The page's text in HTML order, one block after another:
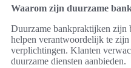
Waarom zijn duurzame
Duurzame bankpraktijken zijn
helpen verantwoordelijk te
verplichtingen. Klanten
duurzame diensten aanbieden.